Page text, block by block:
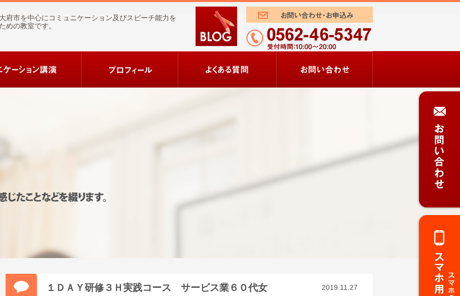
府市を中心にコミュニケーション及びスピーチ能力を
めの教室です。
１ＤＡＹ研修３Ｈ実践コース サービス業６０代女
2019.11.27